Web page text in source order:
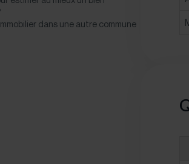
dans une autre commune